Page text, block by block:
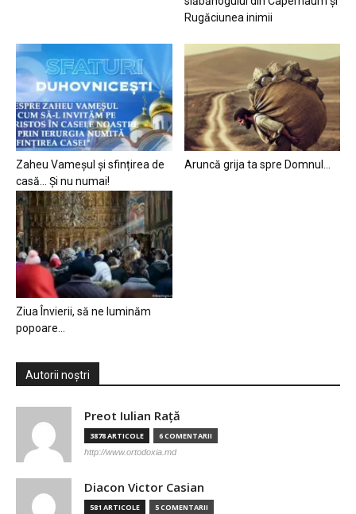
Rugăciunea inimii
Zaheu Vameșul și sfințirea de
casă… Și nu numai!
Aruncă grija ta spre Domnul…
Ziua Învierii, să ne luminăm
popoare…
Autorii noștri
Preot Iulian Raţă
3878 ARTICOLE 6 COMENTARII
http://www.ortodoxia.md
Diacon Victor Casian
581 ARTICOLE 5 COMENTARII